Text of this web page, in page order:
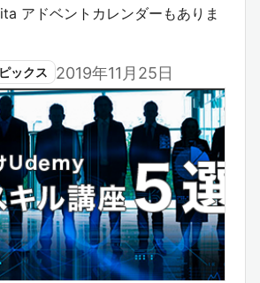
アドベントカレンダーもありま
ックス 2019年11月25日